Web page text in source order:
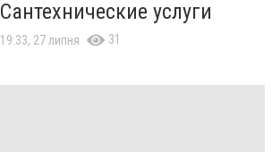
Сантехнические услуги
19:33, 27 липня 31